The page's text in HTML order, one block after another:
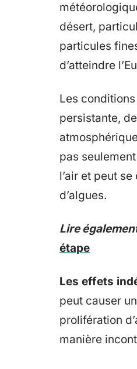
désert,
particules
d’atteindre
Les
persistante,
pas
l’air et peut
d’algues.
Lire
étape
Les effets
peut causer
prolifération
manière